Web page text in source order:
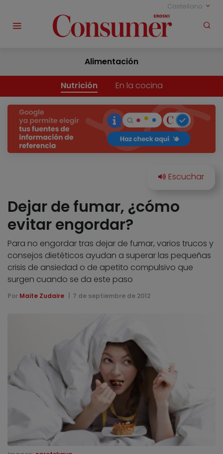
Castellano
Alimentación
Nutrición En la cocina
Dejar de fumar, ¿cómo
evitar engordar?
Para no engordar tras dejar de fumar, varios trucos y
consejos dietéticos ayudan a superar las pequeñas
crisis de ansiedad o de apetito compulsivo que
surgen cuando se da este paso
Por Maite Zudaire 7 de septiembre de 2012